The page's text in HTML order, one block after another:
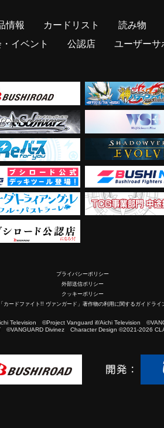
情報 カードリスト 読み物
イベント 公認店 ユーザーサ
プライバシーポリシー
外部送信ポリシー
クッキーポリシー
「カードファイト!! ヴァンガード」著作物の利用に関するガイドライ
©Project Vanguard if/Aichi Television
Divinez Character Design ©2021-2026